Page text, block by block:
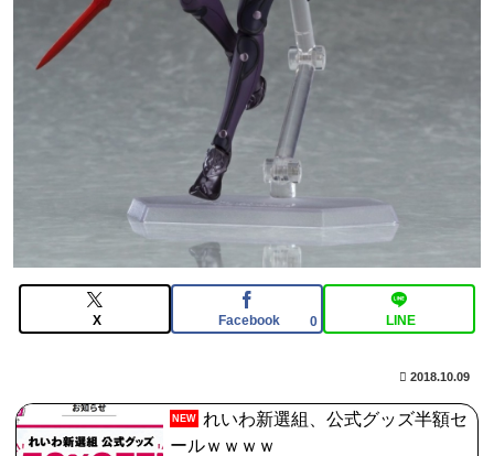
次郎にガチギレ 痛烈な風刺漫画を投稿
【FGO】スルトくんは保険に使えたのかね実際
X Facebook 0 LINE
2018.10.09
NEW れいわ新選組、公式グッズ半額セ
ールｗｗｗｗ